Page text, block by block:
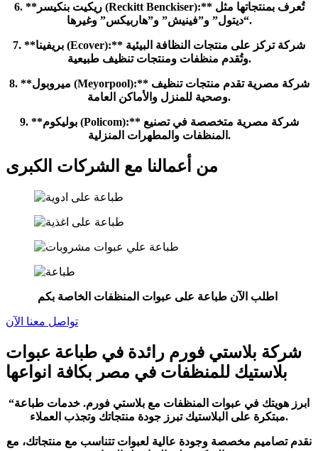
6. **ريكيت بنكيسر (Reckitt Benckiser):** تُعرف بمنتجاتها مثل
“ديتول” و”فينيش” و”هاربيكس” وغيرها.
7. **بريفينا (Ecover):** شركة تركز على منتجات النظافة البيئية
وتُقدم منظفات ومنتجات تنظيف طبيعية.
8. **ميروبول (Meyorpool):** شركة مصرية تقدم منتجات تنظيف
وصحية للمنزل والأماكن العامة.
9. **بوليكوم (Policom):** شركة مصرية متخصصة في تصنيع
المنظفات والمطهرات المنزلية.
من أعمالنا مع الشركات الكبرى
تواصل معنا الآن
شركة بلاستي فورم رائدة في طباعة عبوات
بلاستيك للمنظفات في مصر بكافة انواعها
“ابرز هويتك في عبوات المنظفات مع بلاستي فورم. خدمات طباعة
مبتكرة على البلاستيك تبرز جودة منتجاتك وتجذب العملاء.
نقدم تصاميم مخصصة وجودة عالية لعبوات تتناسب مع منتجاتك، مع